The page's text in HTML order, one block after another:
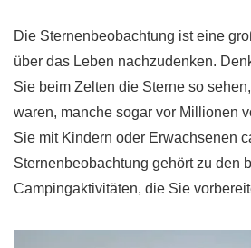
Die Sternenbeobachtung ist eine
über das Leben nachzudenken.
Sie beim Zelten die Sterne so
waren, manche sogar vor Millionen
Sie mit Kindern oder Erwachsenen
Sternenbeobachtung gehört zu den
Campingaktivitäten, die Sie